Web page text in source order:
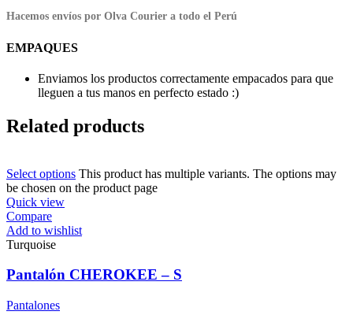
Hacemos envíos por Olva Courier a todo el Perú
EMPAQUES
Enviamos los productos correctamente empacados para que
lleguen a tus manos en perfecto estado :)
Related products
Select options This product has multiple variants. The options may
be chosen on the product page
Quick view
Compare
Add to wishlist
Turquoise
Pantalón CHEROKEE – S
Pantalones